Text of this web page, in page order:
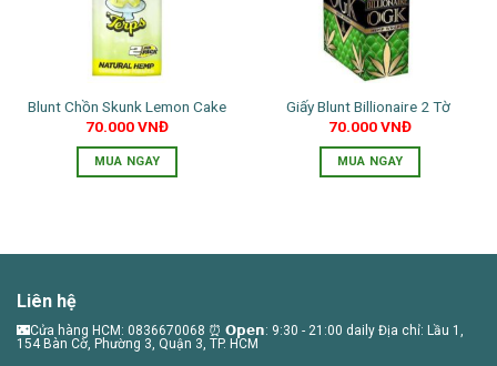
Blunt Chồn Skunk Lemon Cake
70.000VNĐ
MUA NGAY
Giấy Blunt Billionaire 2 Tờ
70.000VNĐ
MUA NGAY
có
thể.
Liên hệ
🌃Cửa hàng HCM: 0836670068 ⏰ 𝗢𝗽𝗲𝗻: 9:30 - 21:00 daily Địa chỉ: Lầu 1,
154 Bàn Cờ, Phường 3, Quận 3, TP. HCM